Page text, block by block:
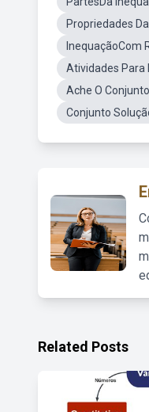
Propriedades
InequaçãoCom
Atividades Para
Ache O
Conjunto
Related Posts